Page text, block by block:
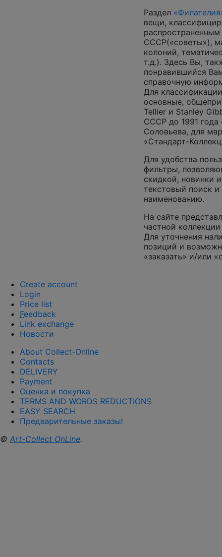
Раздел
вещи,
СССР(«советы»),
колоний,
т.д.). Здесь Вы,
понравившийся
справочную
Для
основные,
Tellier и Stanley
СССР до 1991
Соловьева, для
«Стандарт-
Для удобства
фильтры,
скидкой, новинки
текстовый поиск
наименованию.
На сайте
частной
Для уточнения
позиций и
«заказать» и/или
Create account
Login
Price list
Feedback
Link exchange
Новости
About Collect-Online
Contacts
DELIVERY
Payment
Оценка и покупка
TERMS AND WORDS REDUCTIONS
EASY SEARCH
Предварительные заказы!
© Art-Collect OnLine.